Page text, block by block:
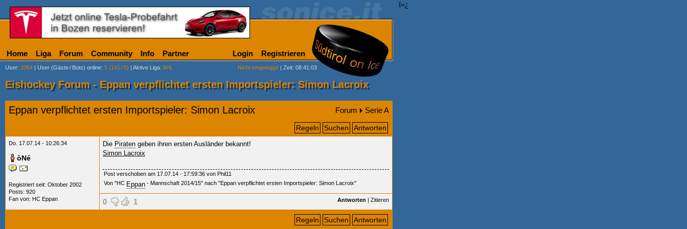
ï»¿
Home Liga Forum Community Info Partner Login Registrieren
User: 2064 | User (Gäste/ Bots) online: 5 (141 /5) | Aktive Liga: AHL Nicht eingeloggt! | Zeit: 08:41:03
Eishockey Forum - Eppan verpflichtet ersten Importspieler: Simon Lacroix
Eppan verpflichtet ersten Importspieler: Simon Lacroix Forum Serie A
Regeln Suchen Antworten
Do. 17.07.14 - 10:26:34
òNé
Registriert seit: Oktober 2002
Posts: 920
Fan von: HC Eppan
Die Piraten geben ihren ersten Ausländer bekannt!
Simon Lacroix
Post verschoben am 17.07.14 - 17:59:36 von Phil11
Von "HC Eppan - Mannschaft 2014/15" nach "Eppan verpflichtet ersten Importspieler: Simon Lacroix"
0 1 Antworten | Zitieren
Regeln Suchen Antworten